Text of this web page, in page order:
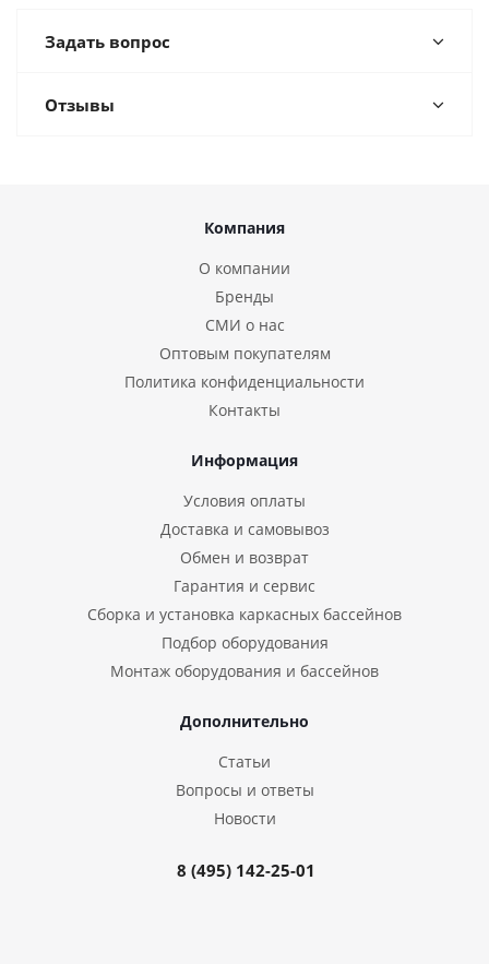
Задать вопрос
Отзывы
Компания
О компании
Бренды
СМИ о нас
Оптовым покупателям
Политика конфиденциальности
Контакты
Информация
Условия оплаты
Доставка и самовывоз
Обмен и возврат
Гарантия и сервис
Сборка и установка каркасных бассейнов
Подбор оборудования
Монтаж оборудования и бассейнов
Дополнительно
Статьи
Вопросы и ответы
Новости
8 (495) 142-25-01